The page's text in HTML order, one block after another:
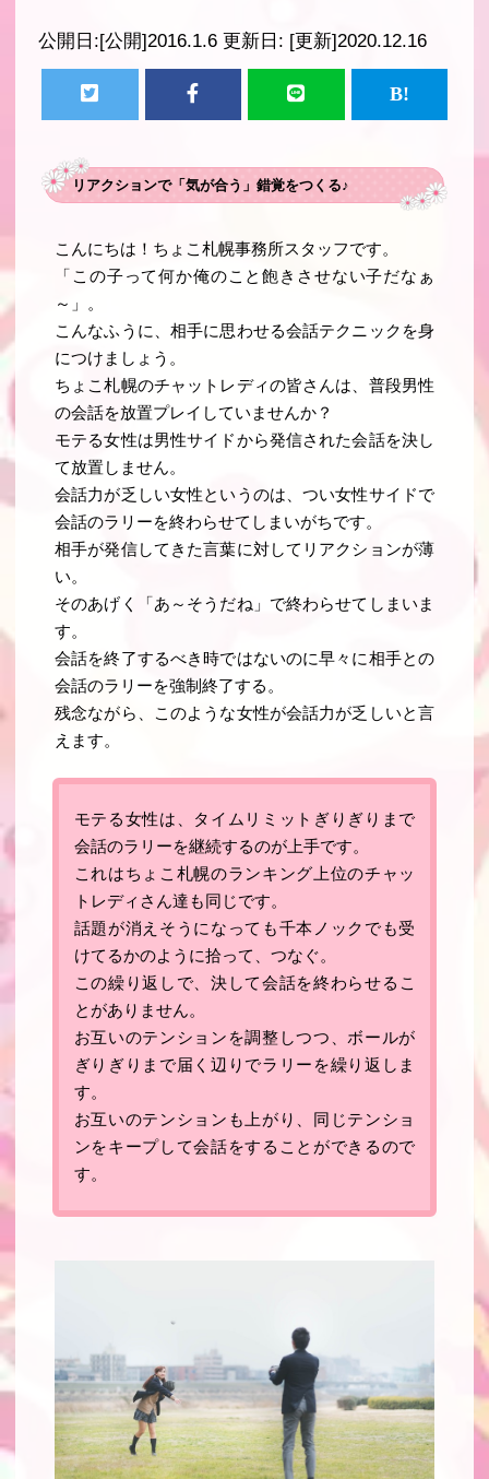
公開日:[公開]2016.1.6 更新日: [更新]2020.12.16
リアクションで「気が合う」錯覚をつくる♪
こんにちは！ちょこ札幌事務所スタッフです。
「 この子って何か俺のこと飽きさせない子だなぁ
～ 」。
こんなふうに、相手に思わせる会話テクニックを身
につけましょう。
ちょこ札幌のチャットレディの皆さんは、普段男性
の会話を放置プレイしていませんか？
モテる女性は男性サイドから発信された会話を決し
て放置しません。
会話力が乏しい女性というのは、つい女性サイドで
会話のラリーを終わらせてしまいがちです。
相手が発信してきた言葉に対してリアクションが薄
い。
そのあげく「あ～そうだね」で終わらせてしまいま
す。
会話を終了するべき時ではないのに早々に相手との
会話のラリーを強制終了する。
残念ながら、このような女性が会話力が乏しいと言
えます。
モテる女性は、タイムリミットぎりぎりまで
会話のラリーを継続するのが上手です。
これはちょこ札幌のランキング上位のチャッ
トレディさん達も同じです。
話題が消えそうになっても千本ノックでも受
けてるかのように拾って、つなぐ。
この繰り返しで、 決して会話を終わらせるこ
とがありません。
お互いのテンションを調整しつつ、ボールが
ぎりぎりまで届く辺りでラリーを繰り返しま
す。
お互いのテンションも上がり、同じテンショ
ンをキープして会話をすることができるので
す。